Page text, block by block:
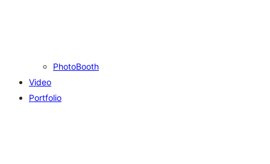
PhotoBooth
Video
Portfolio